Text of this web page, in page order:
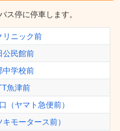
ス停に停車します。
リニック前
公民館前
中学校前
魚津前
（ヤマト急便前）
モータース前）